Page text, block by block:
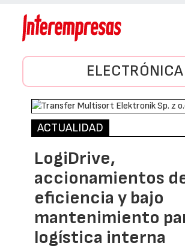
ELECTRÓNICA
ACTUALIDAD
LogiDrive,
accionamientos
eficiencia y bajo
mantenimiento
logística interna